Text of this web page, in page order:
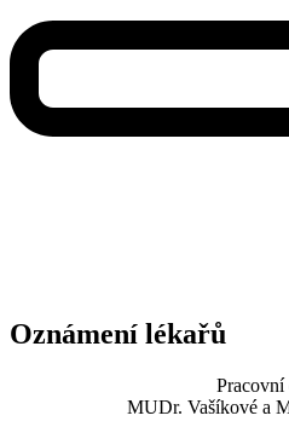
Oznámení lékařů
Pracovní
MUDr. Vašíkové a